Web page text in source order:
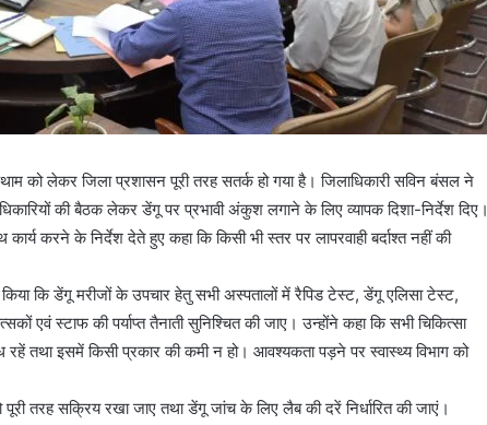
को लेकर जिला प्रशासन पूरी तरह सतर्क हो गया है। जिलाधिकारी सविन बंसल ने
की बैठक लेकर डेंगू पर प्रभावी अंकुश लगाने के लिए व्यापक दिशा-निर्देश दिए।
करने के निर्देश देते हुए कहा कि किसी भी स्तर पर लापरवाही बर्दाश्त नहीं की
किया कि डेंगू मरीजों के उपचार हेतु सभी अस्पतालों में रैपिड टेस्ट, डेंगू एलिसा टेस्ट,
एवं स्टाफ की पर्याप्त तैनाती सुनिश्चित की जाए। उन्होंने कहा कि सभी चिकित्सा
रहें तथा इसमें किसी प्रकार की कमी न हो। आवश्यकता पड़ने पर स्वास्थ्य विभाग को
पूरी तरह सक्रिय रखा जाए तथा डेंगू जांच के लिए लैब की दरें निर्धारित की जाएं।